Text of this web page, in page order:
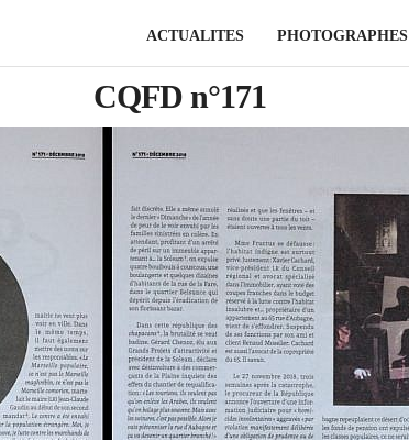
ACTUALITES PHOTOGRAPHES
CQFD n°171